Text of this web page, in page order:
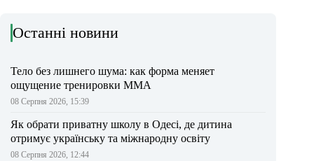
Останні новини
Тело без лишнего шума: как форма меняет
ощущение тренировки ММА
08 Серпня 2026, 15:39
Як обрати приватну школу в Одесі, де дитина
отримує українську та міжнародну освіту
08 Серпня 2026, 12:44